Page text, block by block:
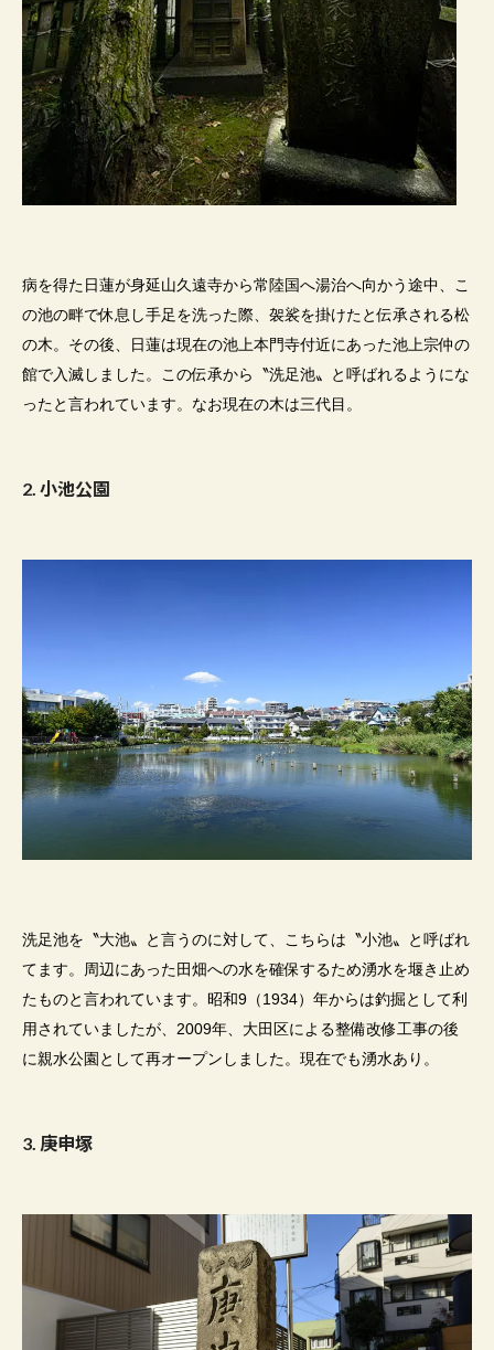
病を得た日蓮が身延山久遠寺から常陸国へ湯治へ向かう途中、こ
の池の畔で休息し手足を洗った際、袈裟を掛けたと伝承される松
の木。その後、日蓮は現在の池上本門寺付近にあった池上宗仲の
館で入滅しました。この伝承から〝洗足池〟と呼ばれるようにな
ったと言われています。なお現在の木は三代目。
2. 小池公園
洗足池を〝大池〟と言うのに対して、こちらは〝小池〟と呼ばれ
てます。周辺にあった田畑への水を確保するため湧水を堰き止め
たものと言われています。昭和9 （1934）年からは釣掘として利
用されていましたが、 2009年、大田区による整備改修工事の後
に親水公園として再オープンしました。現在でも湧水あり。
3. 庚申塚